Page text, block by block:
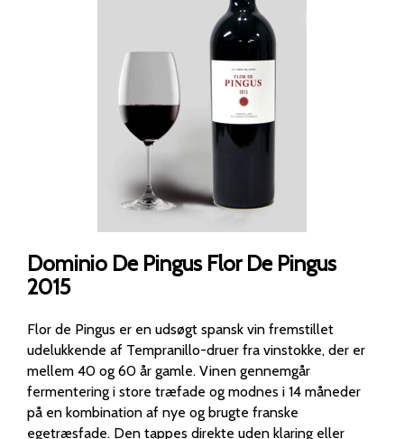
Dominio De Pingus Flor De Pingus
2015
Flor de Pingus er en udsøgt spansk vin fremstillet
udelukkende af Tempranillo-druer fra vinstokke, der er
mellem 40 og 60 år gamle. Vinen gennemgår
fermentering i store træfade og modnes i 14 måneder
på en kombination af nye og brugte franske
egetræsfade. Den tappes direkte uden klaring eller